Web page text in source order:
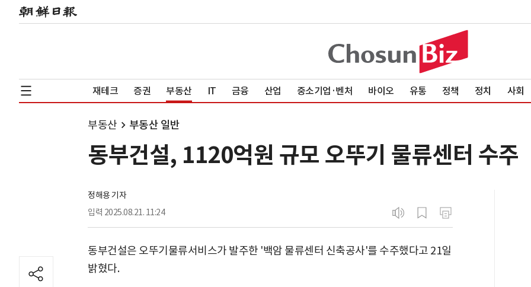
재테크 증권 부동산 IT 금융 산업 중소기업·벤처 바이오 유통 정책 정치 사회
부동산 부동산 일반
동부건설, 1120억원 규모 오뚜기 물류센터 수주
정해용 기자
입력 2025.08.21. 11:24
동부건설은 오뚜기물류서비스가 발주한 '백암 물류센터 신축공사'를 수주했다고 21일
밝혔다.